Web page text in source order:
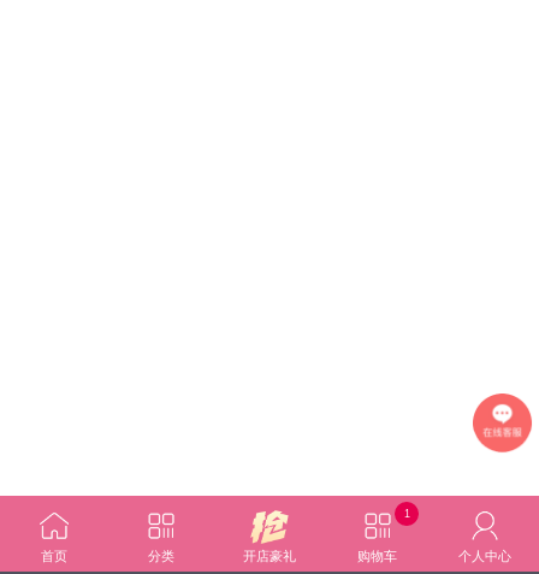
首页 分类 开店豪礼 购物车
1
个人中心